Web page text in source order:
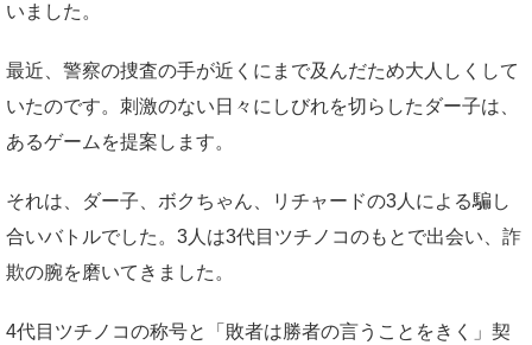
いました。
最近、警察の捜査の手が近くにまで及んだため大人しくして
いたのです。刺激のない日々にしびれを切らしたダー子は、
あるゲームを提案します。
それは、ダー子、ボクちゃん、リチャードの3人による騙し
合いバトルでした。3人は3代目ツチノコのもとで出会い、詐
欺の腕を磨いてきました。
4代目ツチノコの称号と「敗者は勝者の言うことをきく」契